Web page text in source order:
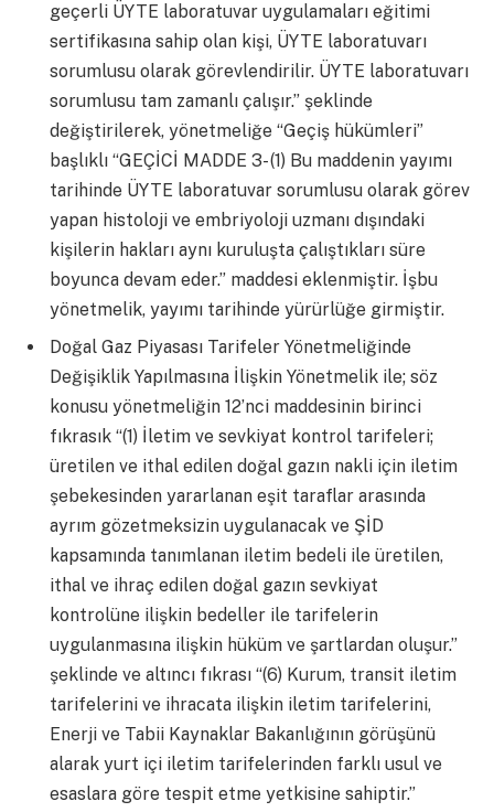
geçerli ÜYTE laboratuvar uygulamaları eğitimi
sertifikasına sahip olan kişi, ÜYTE laboratuvarı
sorumlusu olarak görevlendirilir. ÜYTE laboratuvarı
sorumlusu tam zamanlı çalışır.” şeklinde
değiştirilerek, yönetmeliğe “Geçiş hükümleri”
başlıklı “GEÇİCİ MADDE 3- (1) Bu maddenin yayımı
tarihinde ÜYTE laboratuvar sorumlusu olarak görev
yapan histoloji ve embriyoloji uzmanı dışındaki
kişilerin hakları aynı kuruluşta çalıştıkları süre
boyunca devam eder.” maddesi eklenmiştir. İşbu
yönetmelik, yayımı tarihinde yürürlüğe girmiştir.
Doğal Gaz Piyasası Tarifeler Yönetmeliğinde
Değişiklik Yapılmasına İlişkin Yönetmelik ile; söz
konusu yönetmeliğin 12’nci maddesinin birinci
fıkrasık “(1) İletim ve sevkiyat kontrol tarifeleri;
üretilen ve ithal edilen doğal gazın nakli için iletim
şebekesinden yararlanan eşit taraflar arasında
ayrım gözetmeksizin uygulanacak ve ŞİD
kapsamında tanımlanan iletim bedeli ile üretilen,
ithal ve ihraç edilen doğal gazın sevkiyat
kontrolüne ilişkin bedeller ile tarifelerin
uygulanmasına ilişkin hüküm ve şartlardan oluşur.”
şeklinde ve altıncı fıkrası “(6) Kurum, transit iletim
tarifelerini ve ihracata ilişkin iletim tarifelerini,
Enerji ve Tabii Kaynaklar Bakanlığının görüşünü
alarak yurt içi iletim tarifelerinden farklı usul ve
esaslara göre tespit etme yetkisine sahiptir.”